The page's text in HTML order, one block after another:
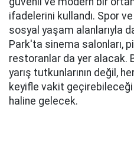
ifadelerini kullandı. Spor ve
sosyal yaşam alanlarıyla
Park'ta sinema salonları,
restoranlar da yer alacak.
yarış tutkunlarının değil,
keyifle vakit
haline gelecek.